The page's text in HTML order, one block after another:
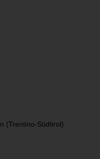
(Trentino-Südtirol)